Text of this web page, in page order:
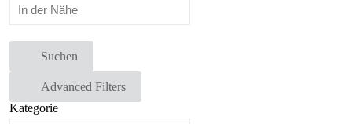
Suchen
Advanced Filters
Kategorie